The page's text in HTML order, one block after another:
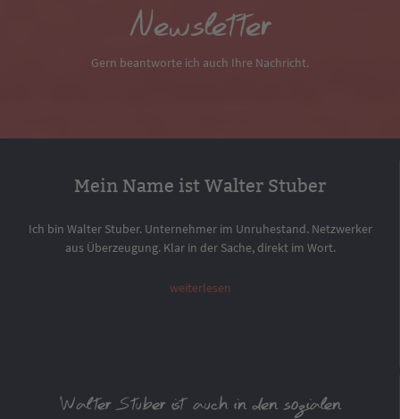
Newsletter
Gern beantworte ich auch Ihre Nachricht.
Mein Name ist Walter Stuber
Ich bin Walter Stuber. Unternehmer im Unruhestand. Netzwerker
aus Überzeugung. Klar in der Sache, direkt im Wort.
weiterlesen
Walter Stuber ist auch in den sozialen